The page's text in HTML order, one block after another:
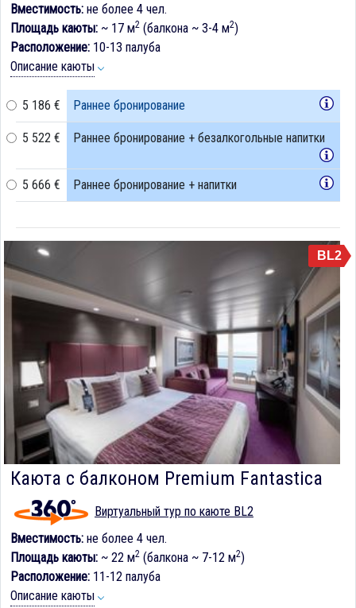
Вместимость: не более 4 чел.
Площадь каюты: ~ 17 м2 (балкона ~ 3-4 м2)
Расположение: 10-13 палуба
Описание каюты
5 186 € Раннее бронирование
5 522 € Раннее бронирование + безалкогольные напитки
5 666 € Раннее бронирование + напитки
BL2
Каюта с балконом Premium Fantastica
Виртуальный тур по каюте BL2
Вместимость: не более 4 чел.
Площадь каюты: ~ 22 м2 (балкона ~ 7-12 м2)
Расположение: 11-12 палуба
Описание каюты